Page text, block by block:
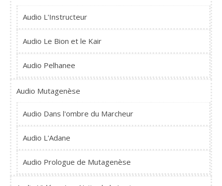
Audio L'Instructeur
Audio Le Bion et le Kair
Audio Pelhanee
Audio Mutagenèse
Audio Dans l'ombre du Marcheur
Audio L'Adane
Audio Prologue de Mutagenèse